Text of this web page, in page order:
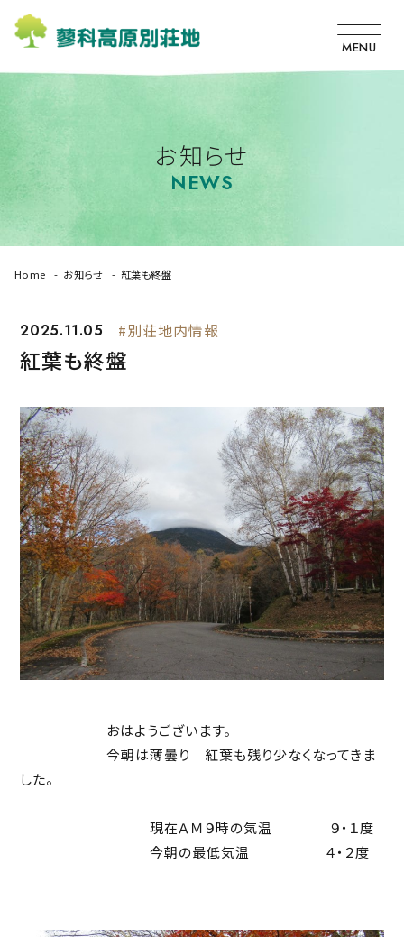
MENU
お知らせ
NEWS
Home お知らせ 紅葉も終盤
2025.11.05 #別荘地内情報
紅葉も終盤
おはようございます。
今朝は薄曇り 紅葉も残り少なくなってきま
した。
現在ＡＭ９時の気温 ９・１度
今朝の最低気温 ４・２度